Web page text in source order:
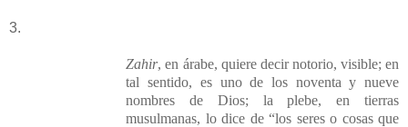
3.
Zahir, en árabe, quiere decir notorio, visible; en
tal sentido, es uno de los noventa y nueve
nombres de Dios; la plebe, en tierras
musulmanas, lo dice de “los seres o cosas que